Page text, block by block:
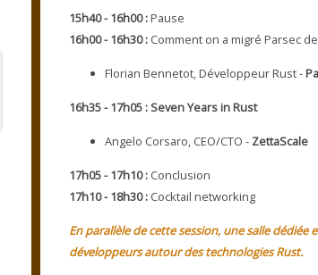
15h40 - 16h00 : Pause
16h00 - 16h30 : Comment on a migré Parsec
Florian Bennetot, Développeur Rust -
16h35 - 17h05 : Seven Years in Rust
Angelo Corsaro, CEO/CTO - ZettaScale
17h05 - 17h10 : Conclusion
17h10 - 18h30 : Cocktail networking
En parallèle de cette session, une salle
développeurs autour des technologies Rust.